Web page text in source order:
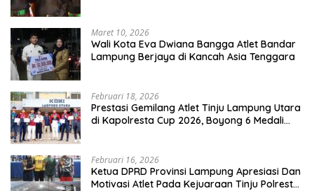
Maret 10, 2026
Wali Kota Eva Dwiana Bangga Atlet Bandar
Lampung Berjaya di Kancah Asia Tenggara
Februari 18, 2026
Prestasi Gemilang Atlet Tinju Lampung Utara
di Kapolresta Cup 2026, Boyong 6 Medali
Februari 16, 2026
Ketua DPRD Provinsi Lampung Apresiasi Dan
Motivasi Atlet Pada Kejuaraan Tinju Polresta